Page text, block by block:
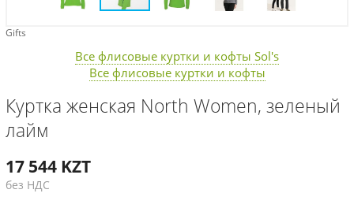
Gifts
Все флисовые куртки и кофты Sol's
Все флисовые куртки и кофты
Куртка женская North Women, зеленый
лайм
17 544 KZT
без НДС